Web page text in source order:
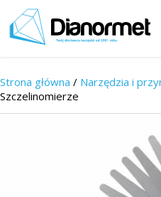
Strona główna / Narzędzia i
Szczelinomierze